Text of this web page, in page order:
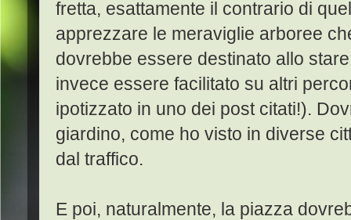
fretta, esattamente il contrario di
apprezzare le meraviglie arboree
dovrebbe essere destinato allo
invece essere facilitato su altri
ipotizzato in uno dei post citati!).
giardino, come ho visto in diverse
dal traffico.
E poi, naturalmente, la piazza